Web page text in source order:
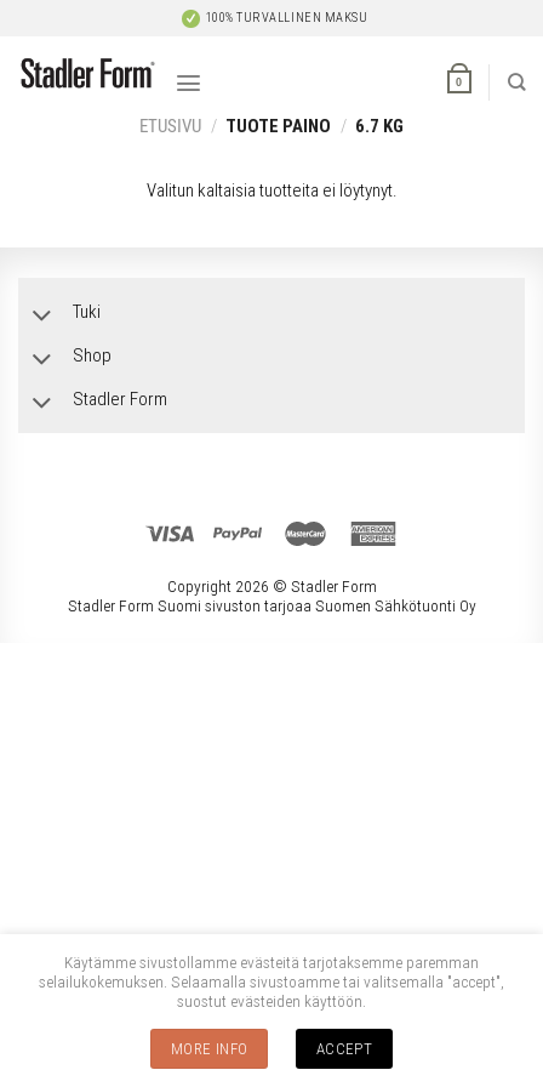
content
100% TURVALLINEN MAKSU
0
ETUSIVU / TUOTE PAINO / 6.7 KG
Valitun kaltaisia tuotteita ei löytynyt.
Tuki
Shop
Stadler Form
Copyright 2026 © Stadler Form
Stadler Form Suomi sivuston tarjoaa Suomen Sähkötuonti Oy
Käytämme sivustollamme evästeitä tarjotaksemme paremman
selailukokemuksen. Selaamalla sivustoamme tai valitsemalla "accept",
suostut evästeiden käyttöön.
MORE INFO ACCEPT